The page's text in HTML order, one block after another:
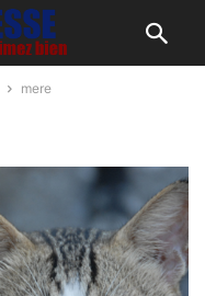
mere